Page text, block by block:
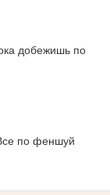
добежишь по
по феншуй